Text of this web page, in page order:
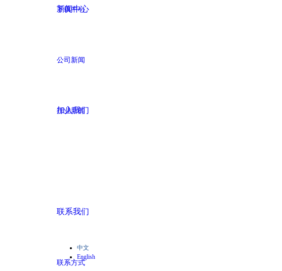
下载中心
新闻中心
公司新闻
行业新闻
加入我们
联系我们
联系方式
中文
English